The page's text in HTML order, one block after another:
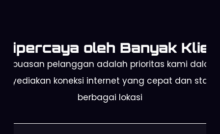
Dipercaya oleh Banyak Klien
Kepuasan pelanggan adalah prioritas kami dalam
koneksi internet yang cepat dan stabil
berbagai lokasi